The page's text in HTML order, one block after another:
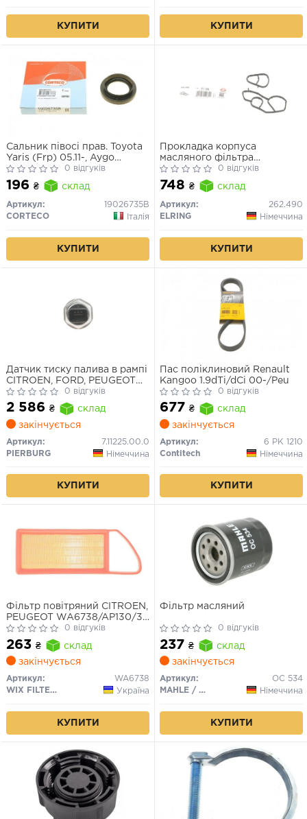
КУПИТИ КУПИТИ
Сальник півосі прав. Toyota
Yaris (Frp) 05.11-, Aygo
05.02-, Corolla 05.11-, Avensis
05.05-, Auris 07.02-
0 відгуків
196 ₴ склад
Артикул:
19026735B
CORTECO
Італія
КУПИТИ
Прокладка корпуса
масляного фільтра
Berlingo/Partner/Nemo
0 відгуків
748 ₴ склад
Артикул:
262.490
ELRING
Німеччина
КУПИТИ
Датчик тиску палива в рампі
CITROEN, FORD, PEUGEOT
(DV4, DV6, DW10) 1.6 HDi 08-
0 відгуків
2 586 ₴
склад
закінчується
Артикул:
7.11225.00.0
PIERBURG
Німеччина
КУПИТИ
Пас поліклиновий Renault
Kangoo 1.9dTi/dCi 00-/Peu
0 відгуків
677 ₴
склад
закінчується
Артикул:
6 PK 1210
Contitech
Німеччина
КУПИТИ
Фільтр повітряний CITROEN,
PEUGEOT WA6738/AP130/3
(вир-во WIX-FILTERS)
0 відгуків
263 ₴
склад
закінчується
Артикул:
WA6738
WIX FILTERS
Україна
КУПИТИ
Фільтр масляний
0 відгуків
237 ₴
склад
закінчується
Артикул:
OC 534
MAHLE / KNECHT
Німеччина
КУПИТИ